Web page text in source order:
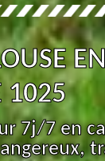
1025
7j/7 en